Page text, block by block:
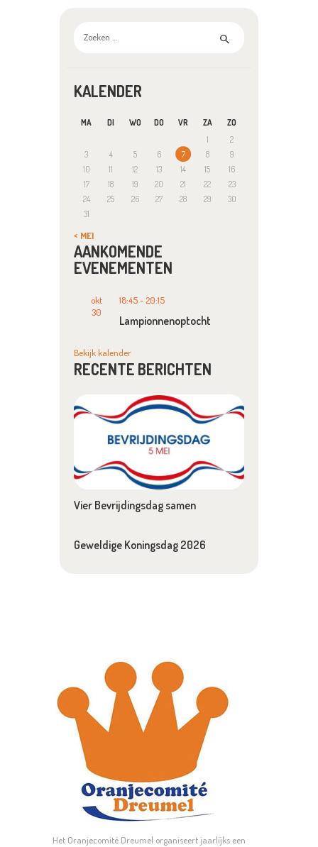
naar:
KALENDER
MA DI WO DO VR ZA
ZO
1
2
3
4 5 6 7 8
9
10
11 12 13 14 15
16
17
18 19 20 21 22
23
24
25 26 27 28 29
30
31
« MEI
AANKOMENDE
EVENEMENTEN
okt
30
18:45- 20:15
Lampionnenoptocht
Bekijk kalender
RECENTE BERICHTEN
Vier Bevrijdingsdag samen
Geweldige Koningsdag 2026
Het Oranjecomité Dreumel organiseert jaarlijks een